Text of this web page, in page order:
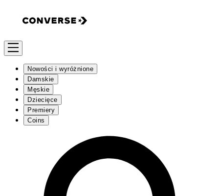
Nowości i wyróżnione
Damskie
Męskie
Dziecięce
Premiery
Coins